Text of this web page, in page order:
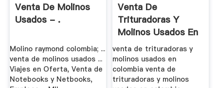
Venta De Molinos
Usados - .
Molino raymond colombia; ...
venta de molinos usados ...
Viajes en Oferta, Venta de
Notebooks y Netbooks,
Venta De
Trituradoras Y
Molinos Usados En
Colombia
venta de trituradoras y
molinos usados en
colombia venta de
trituradoras y molinos